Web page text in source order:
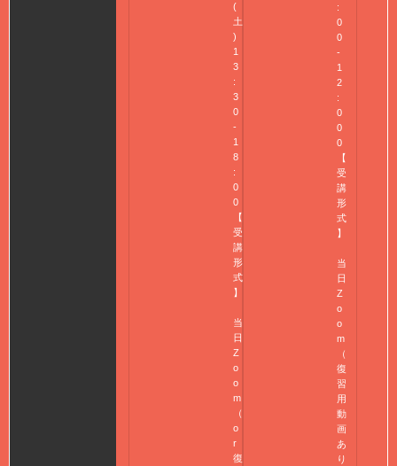
(
土
)
1
3
:
3
0
-
1
8
:
0
0
【
受
講
形
式
】
当
日
Z
o
o
m
（
o
r
復
:
0
0
-
1
2
:
0
0
0
【
受
講
形
式
】
当
日
Z
o
o
m
（
復
習
用
動
画
あ
り